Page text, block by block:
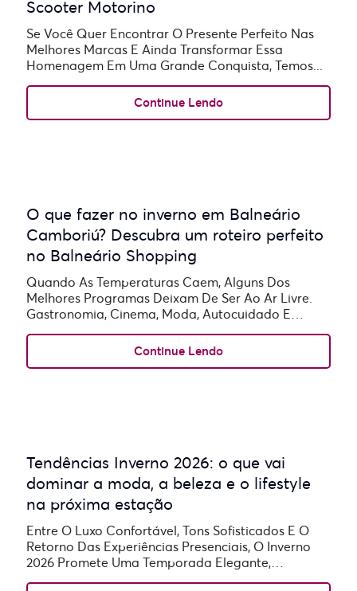
Scooter Motorino
Se Você Quer Encontrar O Presente Perfeito Nas
Melhores Marcas E Ainda Transformar Essa
Homenagem Em Uma Grande Conquista, Temos...
Continue Lendo
O que fazer no inverno em Balneário
Camboriú? Descubra um roteiro perfeito
no Balneário Shopping
Quando As Temperaturas Caem, Alguns Dos
Melhores Programas Deixam De Ser Ao Ar Livre.
Gastronomia, Cinema, Moda, Autocuidado E
Experiências...
Continue Lendo
Tendências Inverno 2026: o que vai
dominar a moda, a beleza e o lifestyle
na próxima estação
Entre O Luxo Confortável, Tons Sofisticados E O
Retorno Das Experiências Presenciais, O Inverno
2026 Promete Uma Temporada Elegante,
Sensorial...